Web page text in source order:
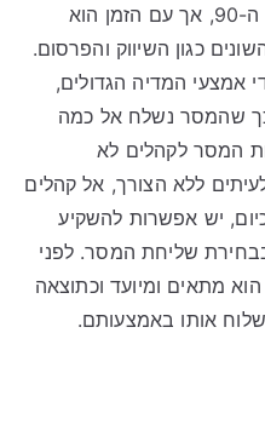
האינטרנט איתנו כבר לפני שנות ה-90, אך עם הזמן הוא
כגון השיווק והפרסום.
על ידי אמצעי המדיה הגדולים,
כך שהמסר נשלח אל כמה
המסר לקהלים לא
ללא הצורך, אל קהלים
יש אפשרות להשקיע
בבחירת שליחת המסר. לפני
מתאים ומיועד וכתוצאה
אותו באמצעותם.